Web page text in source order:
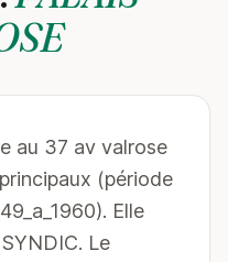
au 37 av valrose
(période
Elle
Le